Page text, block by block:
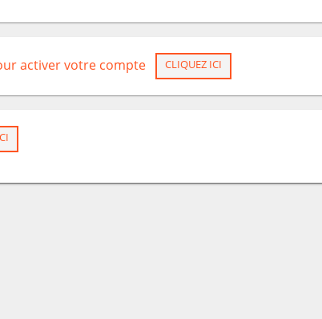
activer votre compte CLIQUEZ ICI